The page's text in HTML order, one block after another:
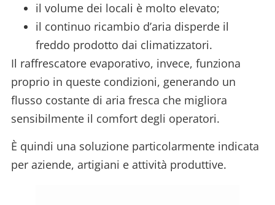
il volume dei locali è molto elevato;
il continuo ricambio d’aria disperde il
freddo prodotto dai climatizzatori.
Il raffrescatore evaporativo, invece, funziona
proprio in queste condizioni, generando un
flusso costante di aria fresca che migliora
sensibilmente il comfort degli operatori.
È quindi una soluzione particolarmente indicata
per aziende, artigiani e attività produttive.